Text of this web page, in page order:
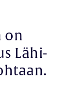
on
Lähi-